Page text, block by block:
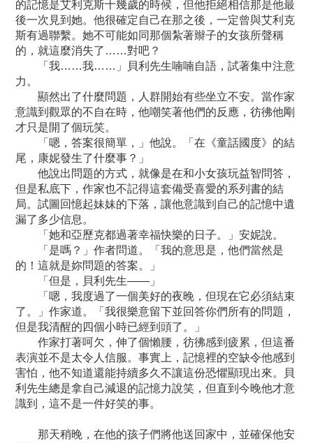
的記憶是艾利克斯十幾歲的時候，但他拒絕相信那是他最
後一次見到她。他很確定自己在那之後，一定曾與艾利克
斯有過聯繫。她不可能如同那個紮著辮子的女孩所聲稱
的，就這麼消失了……對吧？
「我……我……」貝利先生喃喃自語，試著集中注意
力。
顯然出了什麼問題，人群開始有些坐立不安。當作家
意識到觀眾的不自在時，他嘲笑著他們的反應，彷彿他剛
才只是開了個玩笑。
「嗯，答案很簡單，」他說。「在《童話國度》的結
尾，康妮發生了什麼事？」
他說出問題的方式，就像是在和小女孩玩益智問答，
但是私底下，作家也不記得這套備受喜愛的系列書的結
局。試圖回憶起妹妹的下落，讓他意識到自己的記憶中遺
漏了多少信息。
「她和亞歷克都過著幸福快樂的日子。」安妮說。
「是嗎？」作者問道。「我的意思是，他們當然是
的！這就是妳問題的答案。」
「但是，貝利先生——」
「嗯，我度過了一個美好的夜晚，但現在它必須結束
了。」作家道。「我很樂意留下並回答你們所有的問題，
但是我清醒的四個小時已經到頭了。」
作家打著呵欠，伸了個懶腰，彷彿感到疲累，但這番
表演並不是太令人信服。事實上，記憶裡的空缺令他感到
害怕，他不知道還能持續多久不讓這份恐懼顯現出來。貝
利先生總是拿自己減退的記憶力說笑，但直到今晚他才意
識到，這不是一件好笑的事。
那天稍晚，在他的孩子們將他送回家中，並確保他安